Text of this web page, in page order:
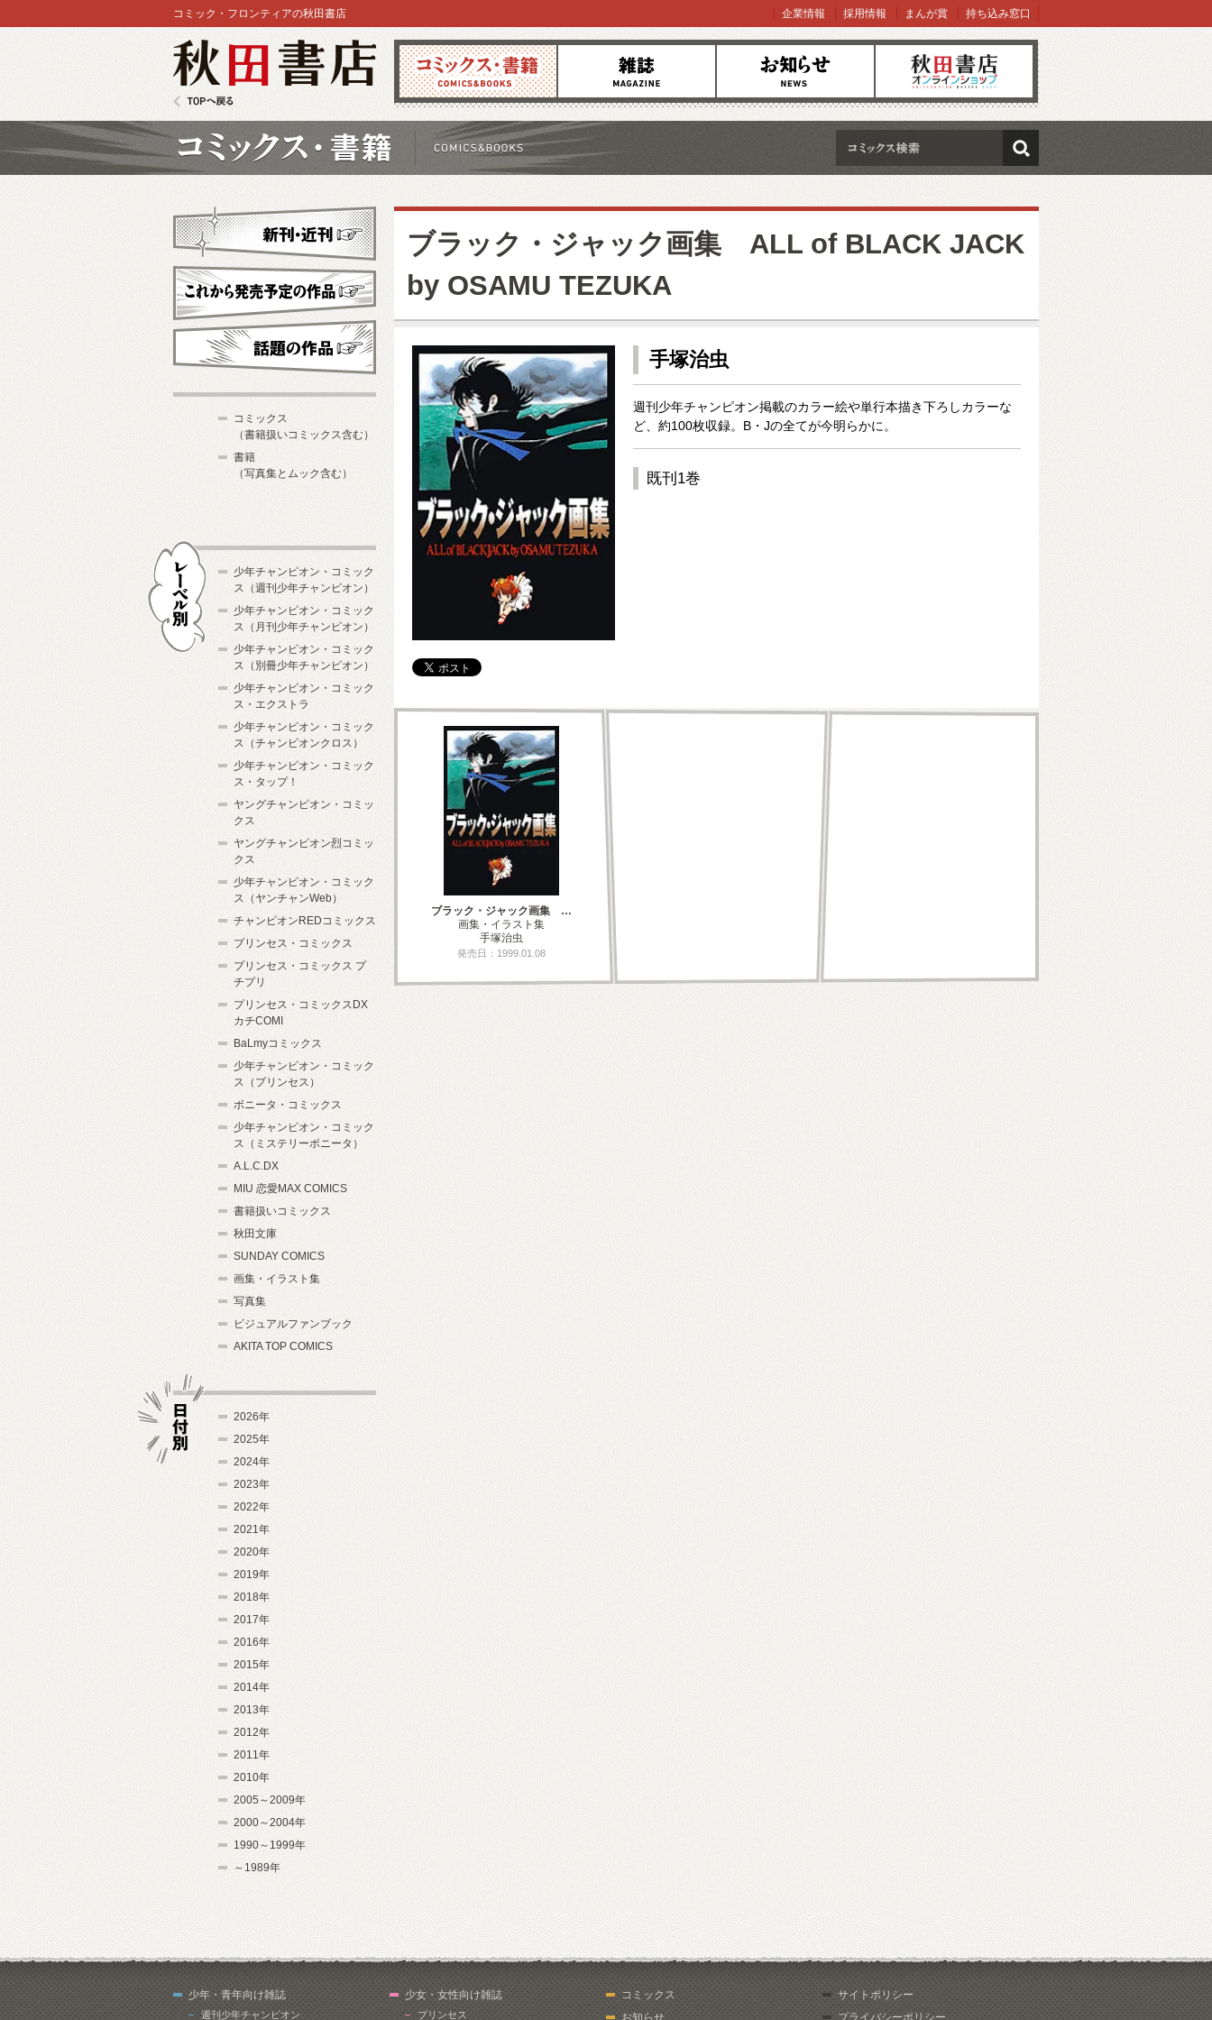
コミックス 雑誌 お知らせ オンラインショップ
コミック・フロンティアの秋田書店 企業情報 採用情報 まんが賞 持ち込み窓口
検索
ブラック・ジャック画集 ALL of BLACK JACK
by OSAMU TEZUKA
手塚治虫
週刊少年チャンピオン掲載のカラー絵や単行本描き下ろしカラーな
ど、約100枚収録。B・Jの全てが今明らかに。
既刊1巻
ブラック・ジャック画集 …
画集・イラスト集
手塚治虫
発売日：1999.01.08
新刊・近刊
これから発売予定
コミックス
（書籍扱いコミックス含む）
書籍
（写真集とムック含む）
少年チャンピオン・コミック
ス（週刊少年チャンピオン）
少年チャンピオン・コミック
ス（月刊少年チャンピオン）
少年チャンピオン・コミック
ス（別冊少年チャンピオン）
少年チャンピオン・コミック
ス・エクストラ
少年チャンピオン・コミック
ス（チャンピオンクロス）
少年チャンピオン・コミック
ス・タップ！
ヤングチャンピオン・コミッ
クス
ヤングチャンピオン烈コミッ
クス
少年チャンピオン・コミック
ス（ヤンチャンWeb）
チャンピオンREDコミックス
プリンセス・コミックス
プリンセス・コミックス プ
チプリ
プリンセス・コミックスDX
カチCOMI
BaLmyコミックス
少年チャンピオン・コミック
ス（プリンセス）
ボニータ・コミックス
少年チャンピオン・コミック
ス（ミステリーボニータ）
A.L.C.DX
MIU 恋愛MAX COMICS
書籍扱いコミックス
秋田文庫
SUNDAY COMICS
画集・イラスト集
写真集
ビジュアルファンブック
AKITA TOP COMICS
2026年
2025年
2024年
2023年
2022年
2021年
2020年
2019年
2018年
2017年
2016年
2015年
2014年
2013年
2012年
2011年
2010年
2005～2009年
2000～2004年
1990～1999年
～1989年
少年・青年向け雑誌
週刊少年チャンピオン
少女・女性向け雑誌
プリンセス
コミックス
お知らせ
サイトポリシー
プライバシーポリシー